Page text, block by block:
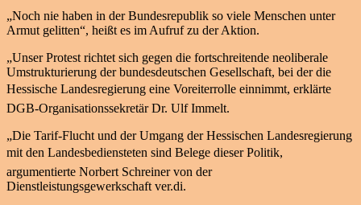
„Noch nie haben in der Bundesrepublik so viele Menschen unter
Armut gelitten“, heißt es im Aufruf zu der Aktion.
„Unser Protest richtet sich gegen die fortschreitende neoliberale
Umstrukturierung der bundesdeutschen Gesellschaft, bei der die
Hessische Landesregierung eine Voreiterrolle einnimmt, erklärte
DGB-Organisationssekretär Dr. Ulf Immelt.
„Die Tarif-Flucht und der Umgang der Hessischen Landesregierung
mit den Landesbediensteten sind Belege dieser Politik,
argumentierte Norbert Schreiner von der
Dienstleistungsgewerkschaft ver.di.